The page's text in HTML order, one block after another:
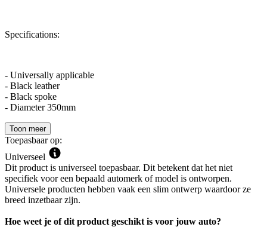
Specifications:
- Universally applicable
- Black leather
- Black spoke
- Diameter 350mm
Toon meer
Toepasbaar op:
Universeel
Dit product is universeel toepasbaar. Dit betekent dat het niet
specifiek voor een bepaald automerk of model is ontworpen.
Universele producten hebben vaak een slim ontwerp waardoor ze
breed inzetbaar zijn.
Hoe weet je of dit product geschikt is voor jouw auto?